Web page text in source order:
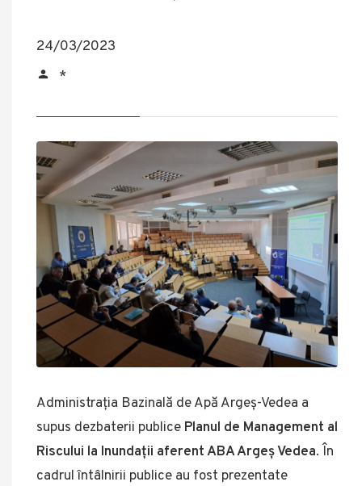
24/03/2023
*
Administrația Bazinală de Apă Argeș-Vedea a
supus dezbaterii publice Planul de Management al
Riscului la Inundații aferent ABA Argeș Vedea. În
cadrul întâlnirii publice au fost prezentate